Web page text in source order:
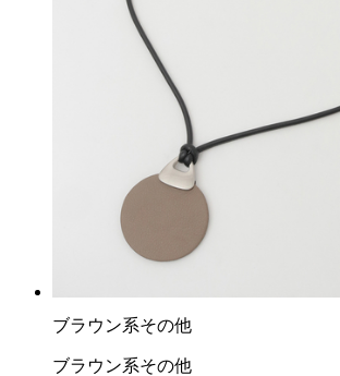
ブラウン系その他
ブラウン系その他